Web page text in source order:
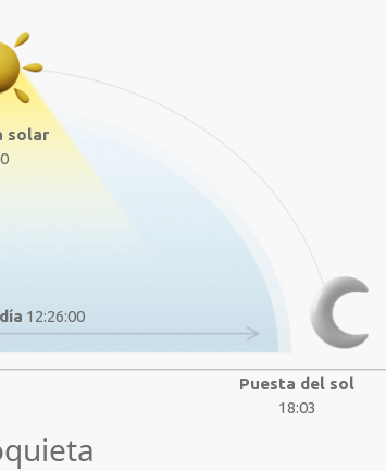
solar
12:26:00
Puesta del sol
18:03